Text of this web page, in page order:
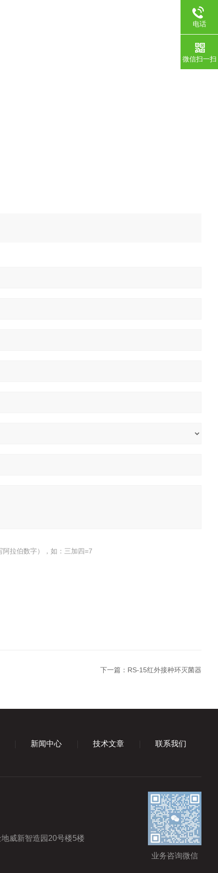
阿拉伯数字），如：三加四=7
下一篇： RS-15红外接种环灭菌器
新闻中心 技术文章 联系我们
威新智造园20号楼5楼
业务咨询微信
电话
微信扫一扫